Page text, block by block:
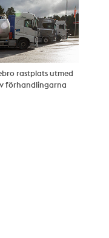
rastplats utmed
förhandlingarna